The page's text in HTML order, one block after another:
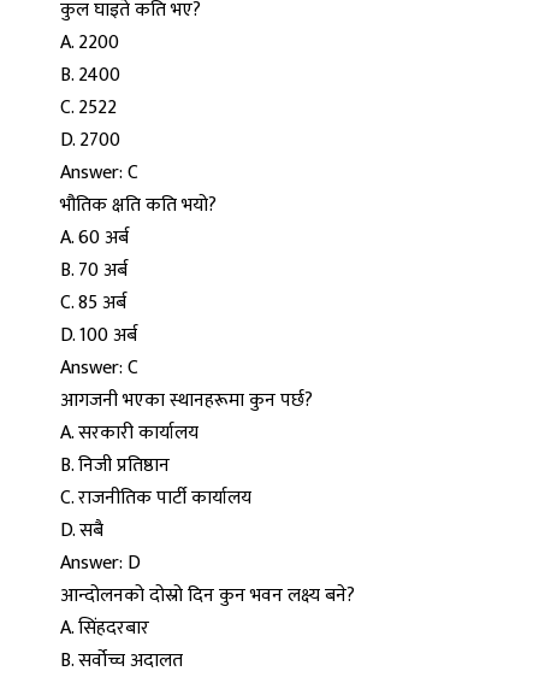
कुल घाइते कति भए?
A. 2200
B. 2400
C. 2522
D. 2700
Answer: C
भौतिक क्षति कति भयो?
A. 60 अर्ब
B. 70 अर्ब
C. 85 अर्ब
D. 100 अर्ब
Answer: C
आगजनी भएका स्थानहरूमा कुन पर्छ?
A. सरकारी कार्यालय
B. निजी प्रतिष्ठान
C. राजनीतिक पार्टी कार्यालय
D. सबै
Answer: D
आन्दोलनको दोस्रो दिन कुन भवन लक्ष्य बने?
A. सिंहदरबार
B. सर्वोच्च अदालत